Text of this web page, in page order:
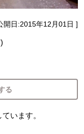
開日:2015年12月01日 ]
る
います。